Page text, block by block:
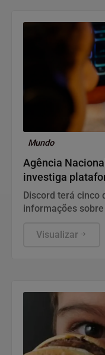
Mundo
Agência
investiga
Discord terá cinco
informações
crianças e
Visualizar